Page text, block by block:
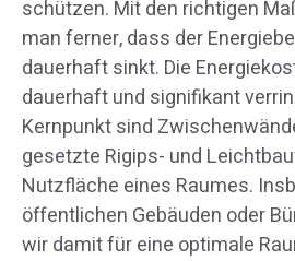
schützen. Mit den richtigen
man ferner, dass der
dauerhaft sinkt. Die
dauerhaft und signifikant
Kernpunkt sind
gesetzte Rigips- und
Nutzfläche eines Raumes.
öffentlichen Gebäuden oder
wir damit für eine optimale